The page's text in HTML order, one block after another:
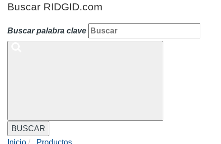
Buscar RIDGID.com
Buscar palabra clave
BUSCAR